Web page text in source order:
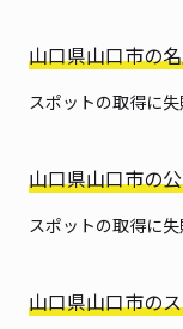
山口県山口市の
スポットの取得に
山口県山口市の
スポットの取得に
山口県山口市の